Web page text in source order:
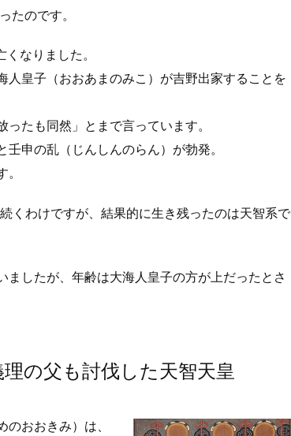
たのです。
なりました。
皇子（おおあまのみこ）が吉野出家することを
たも同然」とまで言っています。
申の乱（じんしんのらん）が勃発。
くわけですが、結果的に生き残ったのは天智系で
したが、年齢は大海人皇子の方が上だったとさ
の父も討伐した天智天皇
おおきみ）は、